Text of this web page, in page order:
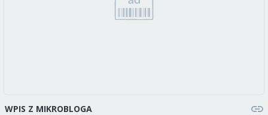
WPIS Z MIKROBLOGA